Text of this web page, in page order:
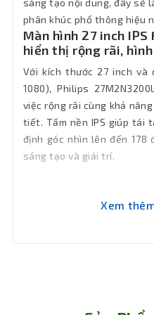
Màu sắc Đen
Phụ kiện
kèm theo
Full box
Số màu
hiển thị
16.7 triệu
Góc nhìn 178º
sáng tạo nội dung, đây sẽ
phân khúc phổ thông hiệu
Màn hình 27 inch
hiển thị rộng rãi,
Với kích thước 27 inch và
1080), Philips
việc rộng rãi cùng khả
tiết. Tấm nền IPS giúp tái
định góc nhìn lên đến 178
sáng tạo và giải trí.
Xem